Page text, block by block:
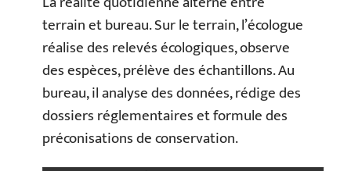
terrain et bureau. Sur le terrain, l’écologue
réalise des relevés écologiques, observe
des espèces, prélève des échantillons. Au
bureau, il analyse des données, rédige des
dossiers réglementaires et formule des
préconisations de conservation.